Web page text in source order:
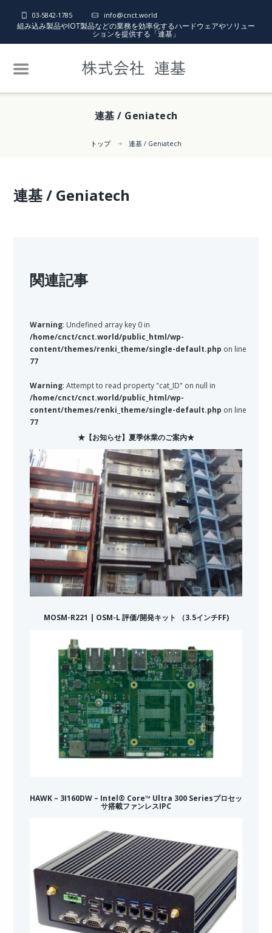
03-5842-1785 info@cnct.world
組み込み製品やIOT製品などの業務を効率化するハードウェアやソリュー
ションを提供する「連基」
連基 / Geniatech
トップ 連基 / Geniatech
連基 / Geniatech
関連記事
Warning: Undefined array key 0 in
/home/cnct/cnct.world/public_html/wp-
content/themes/renki_theme/single-default.php on line
77
Warning: Attempt to read property "cat_ID" on null in
/home/cnct/cnct.world/public_html/wp-
content/themes/renki_theme/single-default.php on line
77
★【お知らせ】夏季休業のご案内★
MOSM-R221 | OSM-L 評価/開発キット （3.5インチFF)
HAWK – 3I160DW – Intel® Core™ Ultra 300 Seriesプロセッ
サ搭載ファンレスIPC